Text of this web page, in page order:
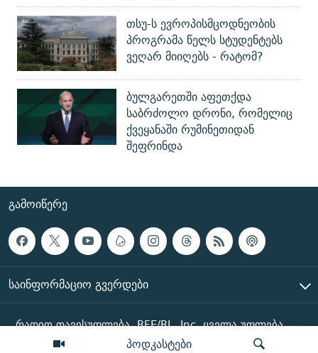
პოდკასტები
თსუ-ს ევროპისმცოდნეობის
პროგრამა წელს სტუდენტებს
ვეღარ მიიღებს - რატომ?
ბულგარეთში აფეთქდა
საბრძოლო დრონი, რომელიც
ქვეყანაში რუმინეთიდან
შეფრინდა
ᲒᲐᲛᲝᲘᲬᲔᲠᲔ
ᲡᲐᲘᲜᲤᲝᲠᲛᲐᲪᲘᲝ ᲒᲕᲔᲠᲓᲔᲑᲘ
რადიო თავისუფლება, RFE/RL, Inc. ყველა უფლება
დაცულია